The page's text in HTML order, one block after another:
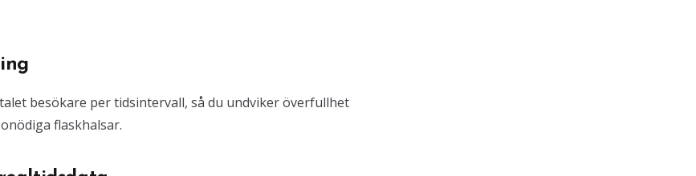
besökare per tidsintervall, så du undviker överfullhet
flaskhalsar.